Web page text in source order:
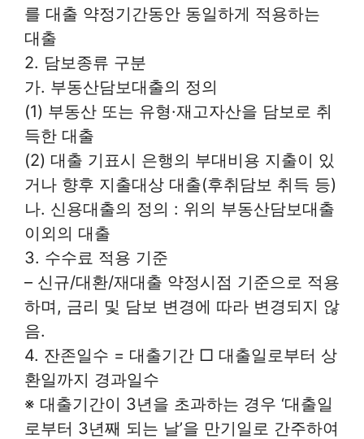
를 대출 약정기간동안 동일하게 적용하는
대출
2. 담보종류 구분
가. 부동산담보대출의 정의
(1) 부동산 또는 유형·재고자산을 담보로 취
득한 대출
(2) 대출 기표시 은행의 부대비용 지출이 있
거나 향후 지출대상 대출(후취담보 취득 등)
나. 신용대출의 정의 : 위의 부동산담보대출
이외의 대출
3. 수수료 적용 기준
– 신규/대환/재대출 약정시점 기준으로 적용
하며, 금리 및 담보 변경에 따라 변경되지 않
음.
4. 잔존일수 = 대출기간 □ 대출일로부터 상
환일까지 경과일수
※ 대출기간이 3년을 초과하는 경우 ‘대출일
로부터 3년째 되는 날’을 만기일로 간주하여